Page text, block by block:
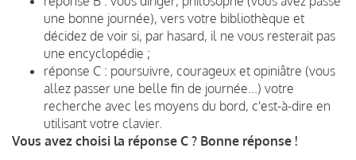
une bonne journée), vers votre bibliothèque et
décidez de voir si, par hasard, il ne vous resterait pas
une encyclopédie ;
réponse C : poursuivre, courageux et opiniâtre (vous
allez passer une belle fin de journée...) votre
recherche avec les moyens du bord, c'est-à-dire en
utilisant votre clavier.
Vous avez choisi la réponse C ? Bonne réponse !